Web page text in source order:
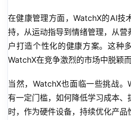
在健康管理方面，WatchX的AI技
持，从运动指导到情绪管理，从营
户打造个性化的健康方案。这种
WatchX在竞争激烈的市场中脱颖而
当然，WatchX也面临一些挑战
有一定门槛，如何降低学习成本、
时，作为硬件设备，持续优化产